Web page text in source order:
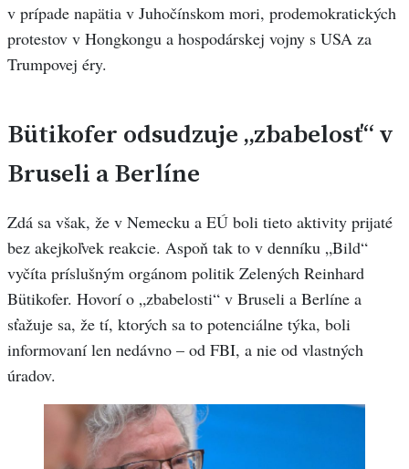
v prípade napätia v Juhočínskom mori, prodemokratických
protestov v Hongkongu a hospodárskej vojny s USA za
Trumpovej éry.
Bütikofer odsudzuje „zbabelosť“ v
Bruseli a Berlíne
Zdá sa však, že v Nemecku a EÚ boli tieto aktivity prijaté
bez akejkoľvek reakcie. Aspoň tak to v denníku „Bild“
vyčíta príslušným orgánom politik Zelených Reinhard
Bütikofer. Hovorí o „zbabelosti“ v Bruseli a Berlíne a
sťažuje sa, že tí, ktorých sa to potenciálne týka, boli
informovaní len nedávno – od FBI, a nie od vlastných
úradov.